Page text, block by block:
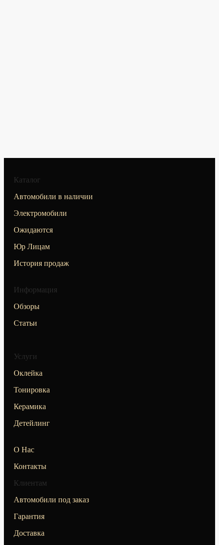
Каталог
Автомобили в наличии
Электромобили
Ожидаются
Юр Лицам
История продаж
Информация
Обзоры
Статьи
Услуги
Оклейка
Тонировка
Керамика
Детейлинг
О Нас
Контакты
Клиентам
Автомобили под заказ
Гарантия
Доставка